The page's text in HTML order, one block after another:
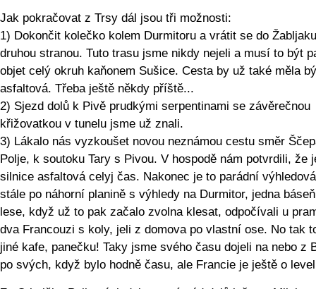
Jak pokračovat z Trsy dál jsou tři možnosti:
1) Dokončit kolečko kolem Durmitoru a vrátit se do Žabljaku
druhou stranou. Tuto trasu jsme nikdy nejeli a musí to být
objet celý okruh kaňonem Sušice. Cesta by už také měla
asfaltová. Třeba ještě někdy příště...
2) Sjezd dolů k Pivě prudkými serpentinami se závěrečnou
křižovatkou v tunelu jsme už znali.
3) Lákalo nás vyzkoušet novou neznámou cestu směr
Polje, k soutoku Tary s Pivou. V hospodě nám potvrdili, že
silnice asfaltová celyj čas. Nakonec je to parádní
stále po náhorní planině s výhledy na Durmitor, jedna
lese, když už to pak začalo zvolna klesat, odpočívali u
dva Francouzi s koly, jeli z domova po vlastní ose. No tak
jiné kafe, panečku! Taky jsme svého času dojeli na nebo z
po svých, když bylo hodně času, ale Francie je ještě o